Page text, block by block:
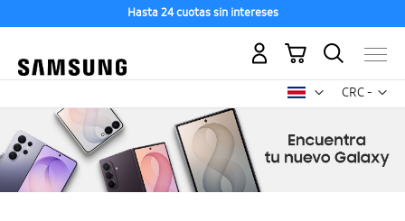
Hasta 24 cuotas sin intereses
CRC -
colón
Mi carrito